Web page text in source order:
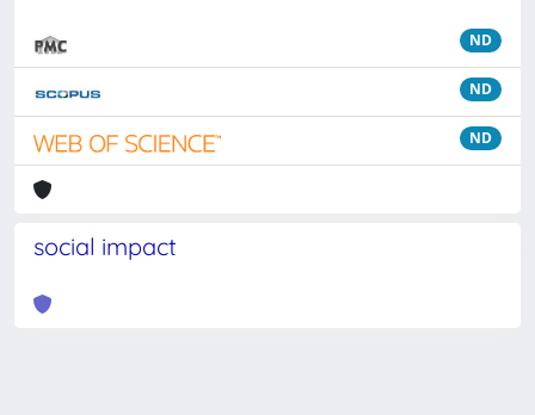
ND
ND
ND
social impact